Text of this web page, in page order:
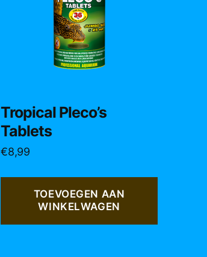
Tropical Pleco’s
Tablets
€8,99
TOEVOEGEN AAN
WINKELWAGEN